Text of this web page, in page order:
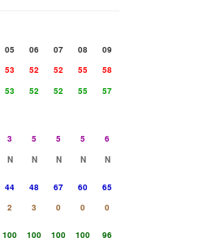
05 06 07 08
09
53 52 52 55
58
53 52 52 55
57
3 5 5 5
6
N N N N
N
44 48 67 60
65
2 3 0 0
0
100 100 100 100
96